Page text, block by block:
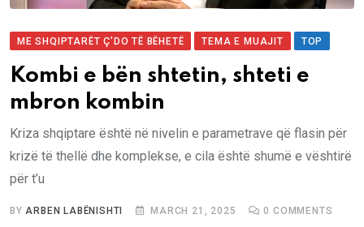
ME SHQIPTARËT Ç’DO TË BËHETË TEMA E MUAJIT TOP
Kombi e bën shtetin, shteti e
mbron kombin
Kriza shqiptare është në nivelin e parametrave që flasin për
krizë të thellë dhe komplekse, e cila është shumë e vështirë
për t’u
BYARBEN LABËNISHTI MARCH 21, 2025 0 COMMENTS